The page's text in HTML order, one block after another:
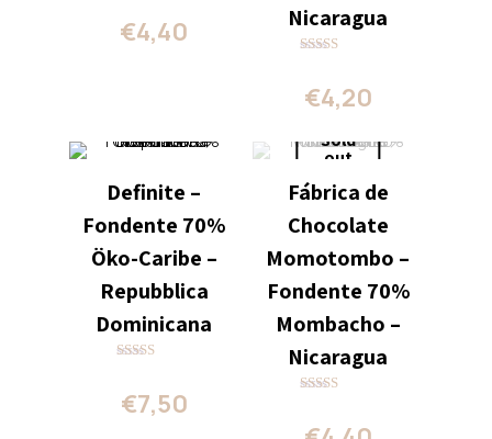
su 5
€4,40
Nicaragua
su 5
€4,20
Definite –
Fondente 70%
Öko-Caribe –
Repubblica
Dominicana
su 5
€7,50
Sold
out
Fábrica de
Chocolate
Momotombo –
Fondente 70%
Mombacho –
Nicaragua
su 5